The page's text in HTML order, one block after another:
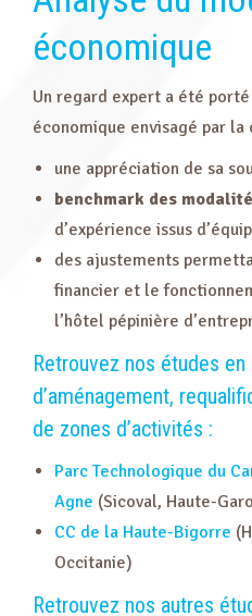
économique
Un regard expert a été
économique envisagé par
une appréciation de sa
benchmark des
d’expérience issus
des ajustements
financier et le
l’hôtel pépinière
Retrouvez nos études
d’aménagement,
de zones d’activités :
Parc Technologique du
Agne (Sicoval, Haute-
CC de la Haute-Bigorre
Occitanie)
Retrouvez nos autres